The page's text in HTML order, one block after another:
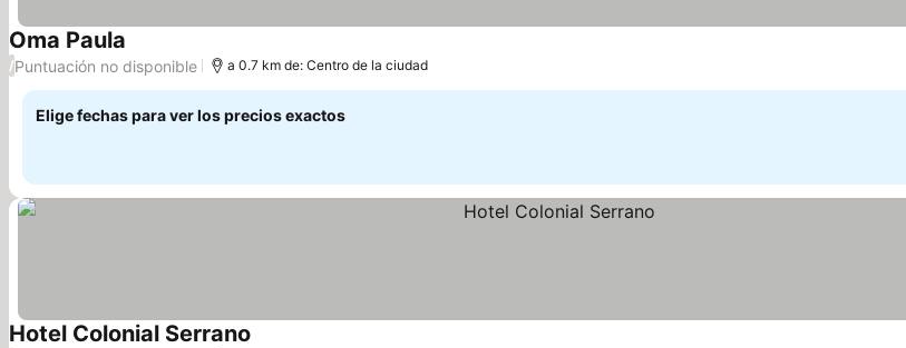
Oma Paula Ver precios
/Puntuación no disponible a 0.7 km de: Centro de la ciudad
Elige fechas para ver los precios exactos
Hotel Colonial Serrano